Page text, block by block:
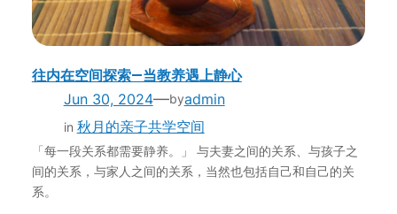
往内在空间探索—当教养遇上静心
Jun 30, 2024—byadmin
in 秋月的亲子共学空间
「每一段关系都需要静养。」 与夫妻之间的关系、与孩子之
间的关系，与家人之间的关系，当然也包括自己和自己的关
系。